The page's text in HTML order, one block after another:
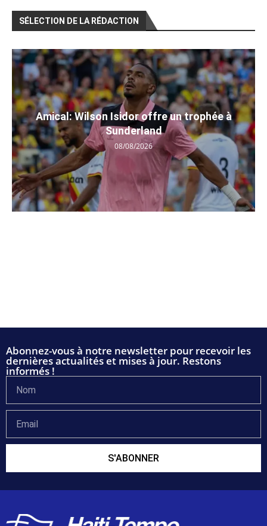
SÉLECTION DE LA RÉDACTION
Amical: Wilson Isidor offre un trophée à
Sunderland
08/08/2026
Abonnez-vous à notre newsletter pour recevoir les
dernières actualités et mises à jour. Restons
informés !
S'ABONNER